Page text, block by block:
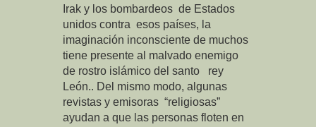
Irak y los bombardeos de Estados
unidos contra esos países, la
imaginación inconsciente de muchos
tiene presente al malvado enemigo
de rostro islámico del santo rey
León.. Del mismo modo, algunas
revistas y emisoras “religiosas”
ayudan a que las personas floten en